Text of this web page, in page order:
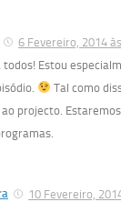
6 Fevereiro, 2014
todos! Estou
Tal como
projecto.
10 Fevereiro,